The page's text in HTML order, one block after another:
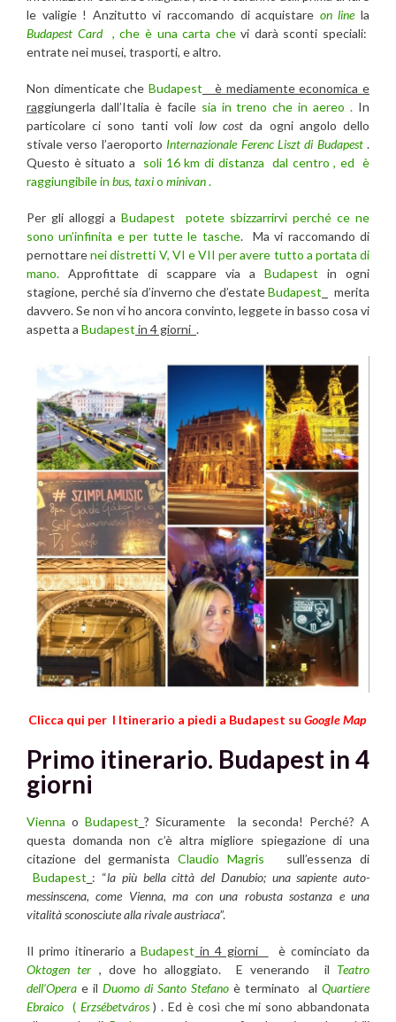
le valigie ! Anzitutto vi raccomando di acquistare on line la
Budapest Card , che è una carta chevi darà sconti speciali:
entrate nei musei, trasporti, e altro.
Non dimenticate che Budapest è mediamente economica e
raggiungerla dall’Italia è facile sia in treno che in aereo . In
particolare ci sono tanti voli low cost da ogni angolo dello
stivale verso l’aeroporto Internazionale Ferenc Liszt di Budapest .
Questo è situato a soli 16 km di distanza dal centro , ed è
raggiungibile in bus, taxio minivan.
Per gli alloggi a Budapest
potete sbizzarrirvi perché ce ne
sono un’infinita e per tutte le tasche. Ma vi raccomando di
pernottarenei distretti V, VI e VII per avere tutto a portata di
mano. Approfittate di scappare via a Budapest in ogni
stagione, perché sia d’inverno che d’estateBudapest
merita
davvero. Se non vi ho ancora convinto, leggete in basso cosa vi
aspetta a Budapest in 4 giorni .
Clicca qui per I Itinerario a piedi a Budapest su Google Map
Primo itinerario. Budapest in 4
giorni
Vienna o Budapest ?Sicuramente la seconda! Perché? A
questa domanda non c’è altra migliore spiegazione di una
citazione del germanista Claudio Magris sull’essenza di
Budapest : “la più bella città del Danubio;una sapiente auto-
messinscena, come Vienna, ma con una robusta sostanza e una
vitalità sconosciute alla rivale austriaca”.
Il primo itinerario aBudapest in 4 giorni
è cominciato da
Oktogen ter , dove ho alloggiato. E venerando il Teatro
dell’Opera e il Duomo di Santo Stefano è terminato al Quartiere
Ebraico ( Erzsébetváros) . Ed è così che mi sono abbandonata